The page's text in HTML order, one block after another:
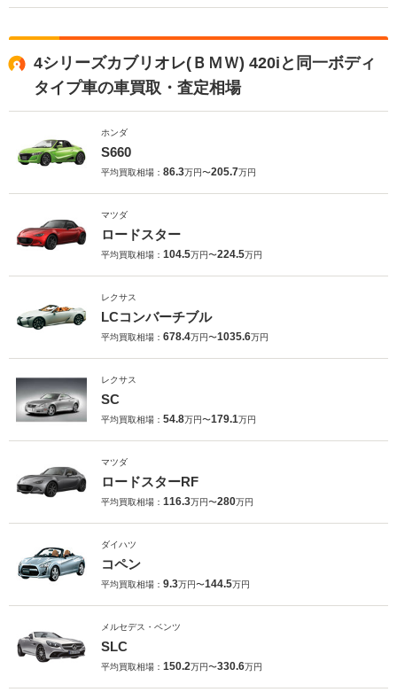
4シリーズカブリオレ(ＢＭＷ) 420iと同一ボディ
タイプ車の車買取・査定相場
ホンダ
S660
平均買取相場： 86.3万円〜205.7万円
マツダ
ロードスター
平均買取相場： 104.5万円〜224.5万円
レクサス
LCコンバーチブル
平均買取相場： 678.4万円〜1035.6万円
レクサス
SC
平均買取相場： 54.8万円〜179.1万円
マツダ
ロードスターRF
平均買取相場： 116.3万円〜280万円
ダイハツ
コペン
平均買取相場： 9.3万円〜144.5万円
メルセデス・ベンツ
SLC
平均買取相場： 150.2万円〜330.6万円